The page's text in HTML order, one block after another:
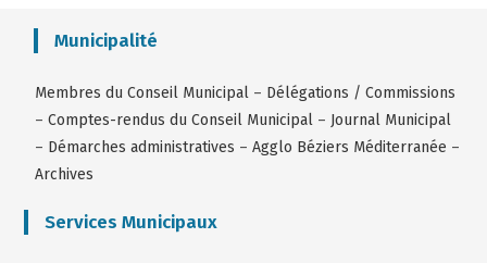
Municipalité
Membres du Conseil Municipal – Délégations / Commissions
–Comptes-rendus du Conseil Municipal – Journal Municipal
– Démarches administratives –Agglo Béziers Méditerranée –
Archives
Services Municipaux